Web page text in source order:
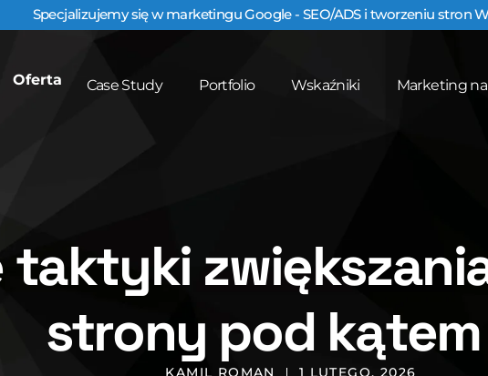
Specjalizujemy się w marketingu Google - SEO/ADS i tworzeniu stron
Oferta Case Study Portfolio Wskaźniki Marketing
taktyki
strony pod kątem
KAMIL ROMAN 1 LUTEGO, 2026